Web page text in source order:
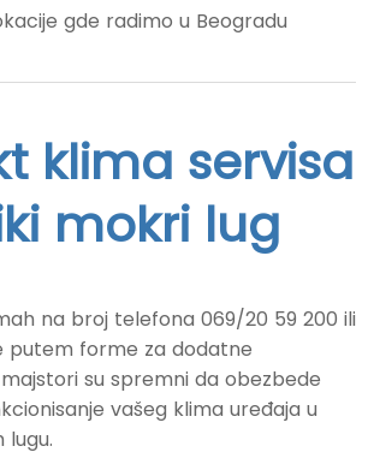
gde radimo u Beogradu
klima servisa
mokri lug
na broj telefona 069/20 59 200 ili
putem forme za dodatne
su spremni da obezbede
vašeg klima uređaja u
lugu.